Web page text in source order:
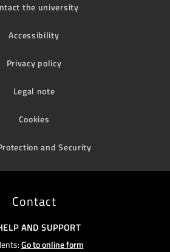
the university
Accessibility
Privacy policy
Legal note
Cookies
and Security
Contact
AND SUPPORT
Go to online form